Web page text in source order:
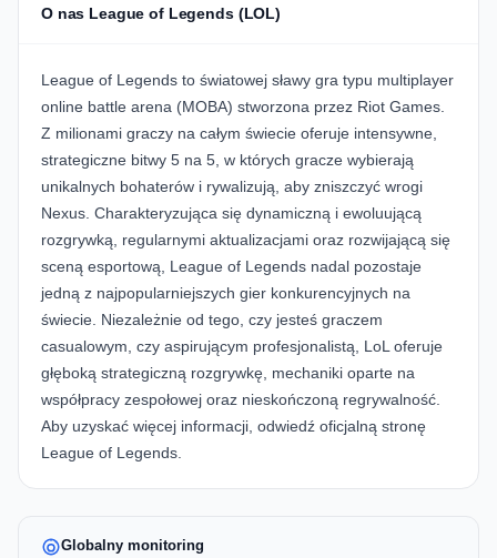
O nas League of Legends (LOL)
League of Legends to światowej sławy gra typu multiplayer
online battle arena (MOBA) stworzona przez Riot Games.
Z milionami graczy na całym świecie oferuje intensywne,
strategiczne bitwy 5 na 5, w których gracze wybierają
unikalnych bohaterów i rywalizują, aby zniszczyć wrogi
Nexus. Charakteryzująca się dynamiczną i ewoluującą
rozgrywką, regularnymi aktualizacjami oraz rozwijającą się
sceną esportową, League of Legends nadal pozostaje
jedną z najpopularniejszych gier konkurencyjnych na
świecie. Niezależnie od tego, czy jesteś graczem
casualowym, czy aspirującym profesjonalistą, LoL oferuje
głęboką strategiczną rozgrywkę, mechaniki oparte na
współpracy zespołowej oraz nieskończoną regrywalność.
Aby uzyskać więcej informacji, odwiedź oficjalną stronę
League of Legends.
Globalny monitoring